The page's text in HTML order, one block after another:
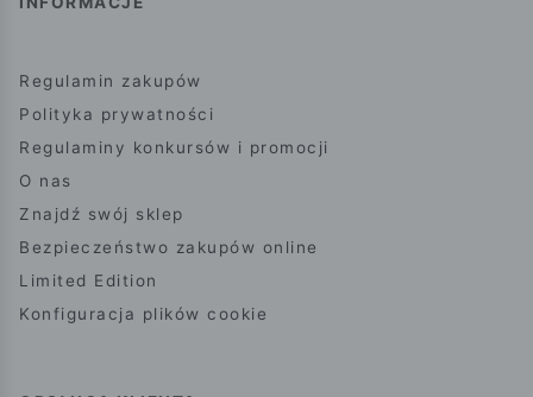
Regulamin zakupów
Polityka prywatności
Regulaminy konkursów i promocji
O nas
Znajdź swój sklep
Bezpieczeństwo zakupów online
Limited Edition
Konfiguracja plików cookie